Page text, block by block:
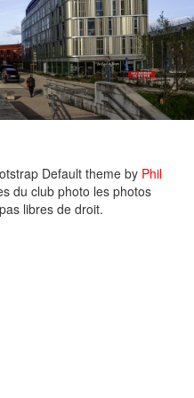
Default theme by Phil
du club photo les photos
libres de droit.